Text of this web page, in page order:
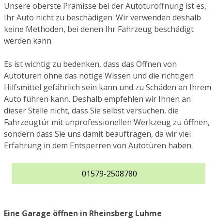
Unsere oberste Prämisse bei der Autotüröffnung ist es,
Ihr Auto nicht zu beschädigen. Wir verwenden deshalb
keine Methoden, bei denen Ihr Fahrzeug beschädigt
werden kann.
Es ist wichtig zu bedenken, dass das Öffnen von
Autotüren ohne das nötige Wissen und die richtigen
Hilfsmittel gefährlich sein kann und zu Schäden an Ihrem
Auto führen kann. Deshalb empfehlen wir Ihnen an
dieser Stelle nicht, dass Sie selbst versuchen, die
Fahrzeugtür mit unprofessionellen Werkzeug zu öffnen,
sondern dass Sie uns damit beauftragen, da wir viel
Erfahrung in dem Entsperren von Autotüren haben.
01579-2508780
Eine Garage öffnen in Rheinsberg Luhme